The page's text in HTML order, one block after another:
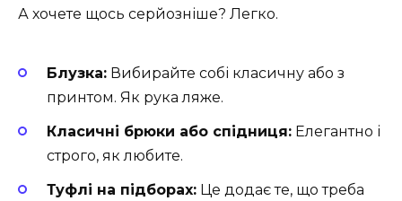
А хочете щось серйозніше? Легко.
Блузка: Вибирайте собі класичну або з
принтом. Як рука ляже.
Класичні брюки або спідниця: Елегантно і
строго, як любите.
Туфлі на підборах: Це додає те, що треба